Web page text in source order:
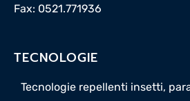
Fax: 0521.771936
TECNOLOGIE
Tecnologie repellenti insetti,